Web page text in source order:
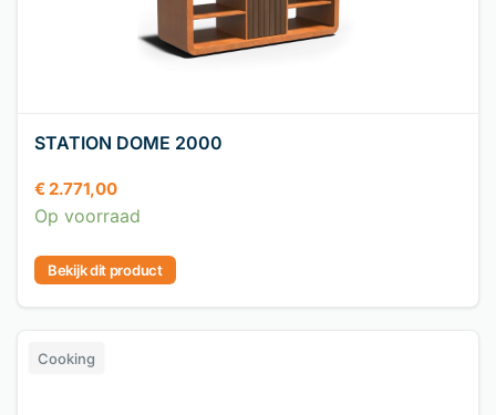
STATION DOME 2000
€ 2.771,00
Op voorraad
Bekijk dit product
Cooking